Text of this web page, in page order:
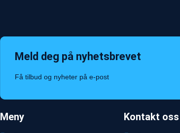
Meld deg på nyhetsbrevet
Få tilbud og nyheter på e-post
Meny Kontakt oss